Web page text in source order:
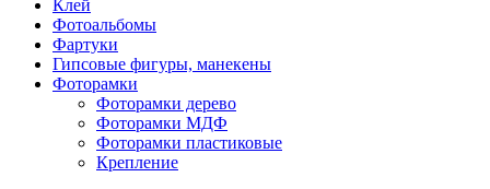
Клей
Фотоальбомы
Фартуки
Гипсовые фигуры, манекены
Фоторамки
Фоторамки дерево
Фоторамки МДФ
Фоторамки пластиковые
Крепление